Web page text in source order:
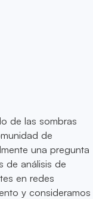
de las sombras
de
una pregunta
de análisis de
en redes
y consideramos